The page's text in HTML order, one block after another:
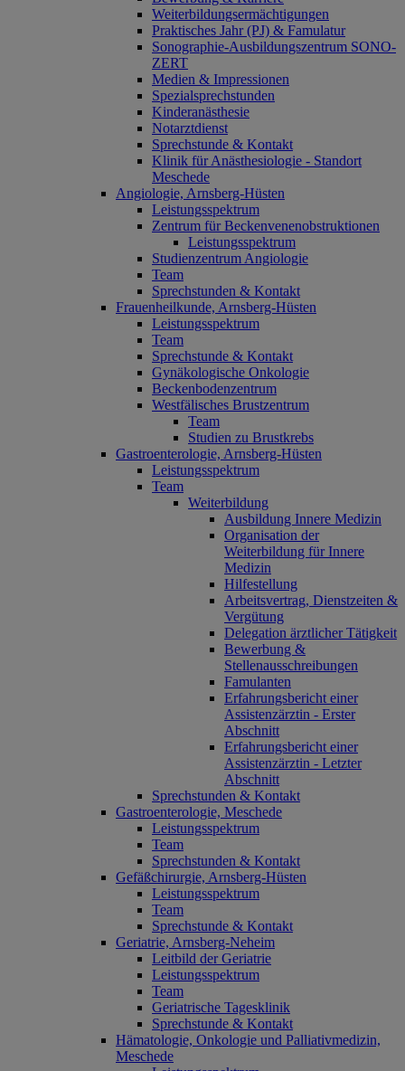
Weiterbildungsermächtigungen
Praktisches Jahr (PJ) & Famulatur
Sonographie-Ausbildungszentrum SONO-
ZERT
Medien & Impressionen
Spezialsprechstunden
Kinderanästhesie
Notarztdienst
Sprechstunde & Kontakt
Klinik für Anästhesiologie - Standort
Meschede
Angiologie, Arnsberg-Hüsten
Leistungsspektrum
Zentrum für Beckenvenenobstruktionen
Leistungsspektrum
Studienzentrum Angiologie
Team
Sprechstunden & Kontakt
Frauenheilkunde, Arnsberg-Hüsten
Leistungsspektrum
Team
Sprechstunde & Kontakt
Gynäkologische Onkologie
Beckenbodenzentrum
Westfälisches Brustzentrum
Team
Studien zu Brustkrebs
Gastroenterologie, Arnsberg-Hüsten
Leistungsspektrum
Team
Weiterbildung
Ausbildung Innere Medizin
Organisation der
Weiterbildung für Innere
Medizin
Hilfestellung
Arbeitsvertrag, Dienstzeiten &
Vergütung
Delegation ärztlicher Tätigkeit
Bewerbung &
Stellenausschreibungen
Famulanten
Erfahrungsbericht einer
Assistenzärztin - Erster
Abschnitt
Erfahrungsbericht einer
Assistenzärztin - Letzter
Abschnitt
Sprechstunden & Kontakt
Gastroenterologie, Meschede
Leistungsspektrum
Team
Sprechstunden & Kontakt
Gefäßchirurgie, Arnsberg-Hüsten
Leistungsspektrum
Team
Sprechstunde & Kontakt
Geriatrie, Arnsberg-Neheim
Leitbild der Geriatrie
Leistungsspektrum
Team
Geriatrische Tagesklinik
Sprechstunde & Kontakt
Hämatologie, Onkologie und Palliativmedizin,
Meschede